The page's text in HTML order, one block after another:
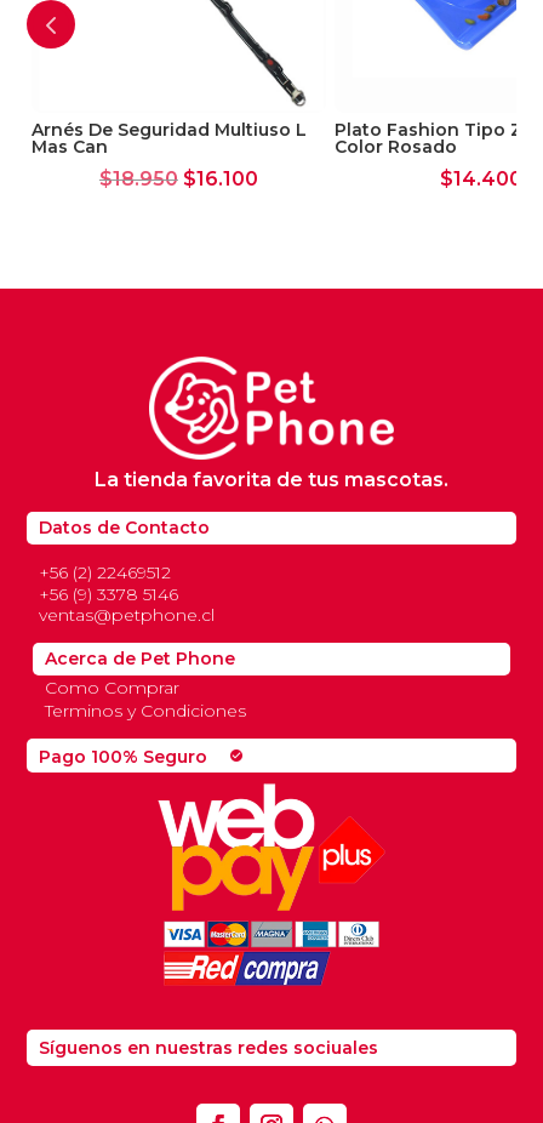
Arnés De Seguridad Multiuso L
Mas Can
$18.950 El
$16.100El
Plato Fashion Tipo Z
Color Rosado
$14.400
Pago 100% Seguro check_circle
Datos de Contacto
+56 (2) 22469512
+56 (9) 3378 5146
ventas@petphone.cl
La tienda favorita de tus mascotas.
Acerca de Pet Phone
Como Comprar
Terminos y Condiciones
Síguenos en nuestras redes sociuales